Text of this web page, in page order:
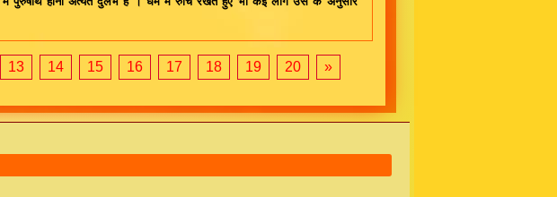
13 14 15 16 17 18 19 20 »